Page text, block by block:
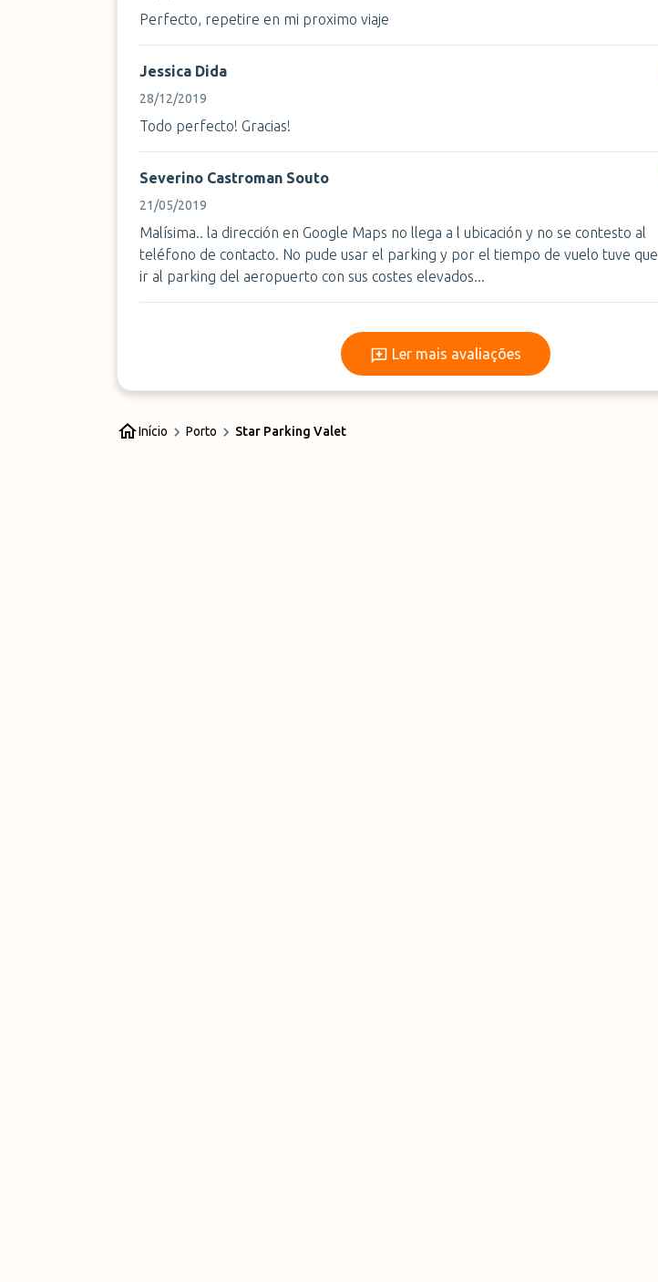
Perfecto, repetire en mi proximo viaje
Jessica Dida
28/12/2019
Todo perfecto! Gracias!
Severino Castroman Souto
21/05/2019
Malísima.. la dirección en Google Maps no llega a l ubicación y no se contesto al
teléfono de contacto. No pude usar el parking y por el tiempo de vuelo tuve que
ir al parking del aeropuerto con sus costes elevados...
Ler mais avaliações
Ler mais avaliações
Início Porto Star Parking Valet